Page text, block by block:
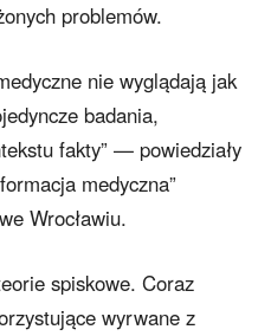
problemów.
nie wyglądają jak
badania,
fakty” — powiedziały
medyczna”
Wrocławiu.
spiskowe. Coraz
wyrwane z